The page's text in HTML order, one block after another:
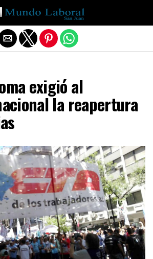
exigió al
la reapertura
de la versión móvil